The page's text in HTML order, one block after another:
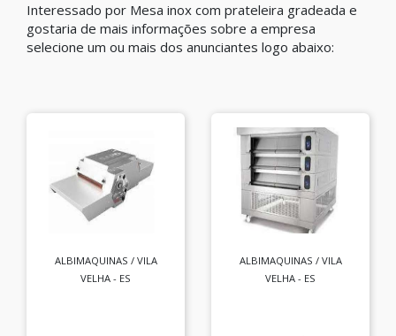
Interessado por Mesa inox com prateleira gradeada e
gostaria de mais informações sobre a empresa
selecione um ou mais dos anunciantes logo abaixo:
ALBIMAQUINAS / VILA
VELHA - ES
ALBIMAQUINAS / VILA
VELHA - ES